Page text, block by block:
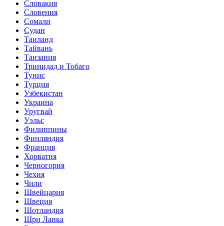
Словакия
Словения
Сомали
Судан
Таиланд
Тайвань
Танзания
Тринидад и Тобаго
Тунис
Турция
Узбекистан
Украина
Уругвай
Уэльс
Филиппины
Финляндия
Франция
Хорватия
Черногория
Чехия
Чили
Швейцария
Швеция
Шотландия
Шри Ланка